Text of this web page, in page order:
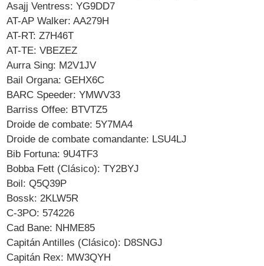
Asajj Ventress: YG9DD7
AT-AP Walker: AA279H
AT-RT: Z7H46T
AT-TE: VBEZEZ
Aurra Sing: M2V1JV
Bail Organa: GEHX6C
BARC Speeder: YMWV33
Barriss Offee: BTVTZ5
Droide de combate: 5Y7MA4
Droide de combate comandante: LSU4LJ
Bib Fortuna: 9U4TF3
Bobba Fett (Clásico): TY2BYJ
Boil: Q5Q39P
Bossk: 2KLW5R
C-3PO: 574226
Cad Bane: NHME85
Capitán Antilles (Clásico): D8SNGJ
Capitán Rex: MW3QYH